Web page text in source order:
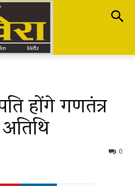
होंगे गणतंत्र
0